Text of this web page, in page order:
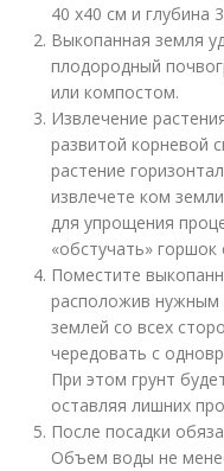
40 х40 см и глубина
Выкопанная земля
плодородный
или компостом.
Извлечение
развитой корневой
растение
извлечете ком
для упрощения
«обстучать» горшок
Поместите
расположив нужным
землей со всех
чередовать с
При этом грунт
оставляя лишних
После посадки
Объем воды не